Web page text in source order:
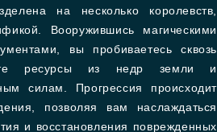
на несколько королевств,
Вооружившись магическими
вы пробиваетесь сквозь
ресурсы из недр земли и
силам. Прогрессия происходит
позволяя вам наслаждаться
и восстановления поврежденных